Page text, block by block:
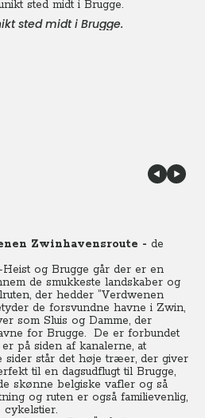
sted midt i Brugge.
Zwinhavensroute - de
og Brugge går der er en
de smukkeste landskaber og
der hedder ”Verdwenen
de forsvundne havne i Zwin,
som Sluis og Damme, der
for Brugge. De er forbundet
på siden af kanalerne, at
sider står det høje træer, der giver
til en dagsudflugt til Brugge,
skønne belgiske vafler og så
og ruten er også familievenlig,